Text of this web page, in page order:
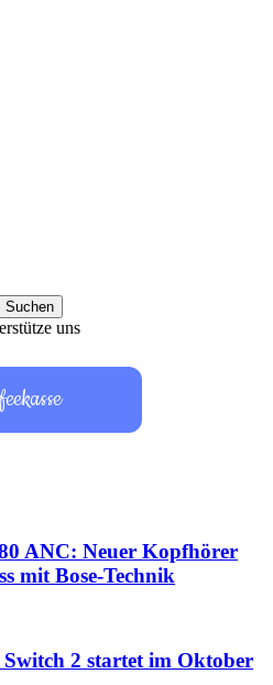
uns
ANC: Neuer Kopfhörer
mit Bose-Technik
2 startet im Oktober